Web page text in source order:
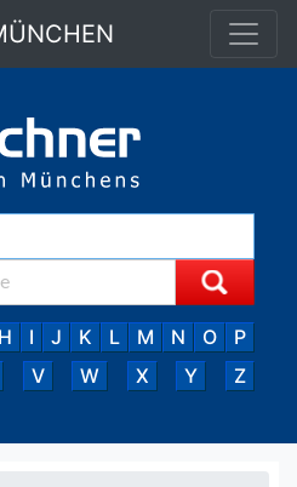
H I J K L M N O
P
V W X Y Z